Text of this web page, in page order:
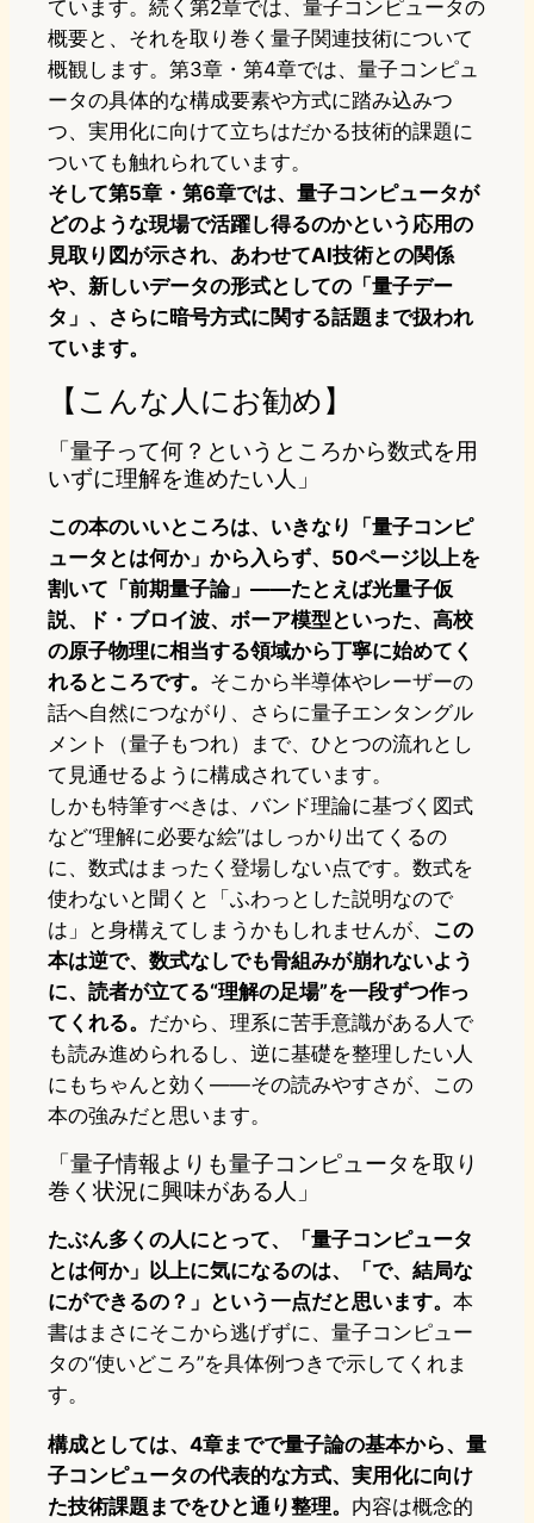
ています。続く第2章では、量子コンピュータの
概要と、それを取り巻く量子関連技術について
概観します。第3章・第4章では、量子コンピュ
ータの具体的な構成要素や方式に踏み込みつ
つ、実用化に向けて立ちはだかる技術的課題に
ついても触れられています。
そして第5章・第6章では、量子コンピュータが
どのような現場で活躍し得るのかという応用の
見取り図が示され、あわせてAI技術との関係
や、新しいデータの形式としての「量子デー
タ」、さらに暗号方式に関する話題まで扱われ
ています。
【こんな人にお勧め】
「量子って何？というところから数式を用
いずに理解を進めたい人」
この本のいいところは、いきなり「量子コンピ
ュータとは何か」から入らず、50ページ以上を
割いて「前期量子論」――たとえば光量子仮
説、ド・ブロイ波、ボーア模型といった、高校
の原子物理に相当する領域から丁寧に始めてく
れるところです。 そこから半導体やレーザーの
話へ自然につながり、さらに量子エンタングル
メント（量子もつれ）まで、ひとつの流れとし
て見通せるように構成されています。
しかも特筆すべきは、バンド理論に基づく図式
など“理解に必要な絵”はしっかり出てくるの
に、数式はまったく登場しない点です。数式を
使わないと聞くと「ふわっとした説明なので
は」と身構えてしまうかもしれませんが、 この
本は逆で、数式なしでも骨組みが崩れないよう
に、読者が立てる“理解の足場”を一段ずつ作っ
てくれる。 だから、理系に苦手意識がある人で
も読み進められるし、逆に基礎を整理したい人
にもちゃんと効く――その読みやすさが、この
本の強みだと思います。
「量子情報よりも量子コンピュータを取り
巻く状況に興味がある人」
たぶん多くの人にとって、「量子コンピュータ
とは何か」以上に気になるのは、「で、結局な
にができるの？」という一点だと思います。 本
書はまさにそこから逃げずに、量子コンピュー
タの“使いどころ”を具体例つきで示してくれま
す。
構成としては、4章までで量子論の基本から、量
子コンピュータの代表的な方式、実用化に向け
た技術課題までをひと通り整理。 内容は概念的